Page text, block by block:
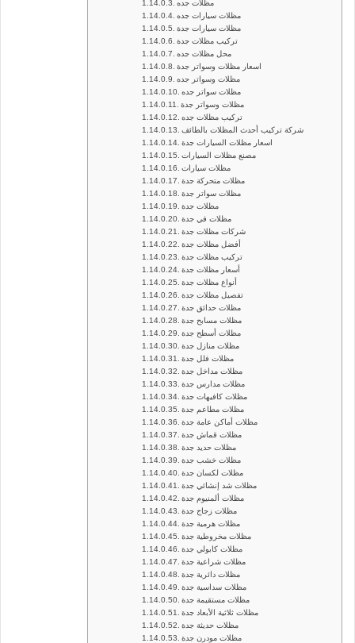
مظلات جده
مظلات سيارات جده
مظلات سيارات جدة
تركيب مظلات جدة
محل مظلات جده
اسعار مظلات وسواتر جدة
مظلات وسواتر جده
مظلات سواتر جده
مظلات وسواتر جدة
تركيب مظلات جده
شركة تركيب أحدث المظلات بالطائف
اسعار مظلات السيارات جدة
مصنع مظلات السيارات
مظلات سيارات
مظلات متحركة جدة
مظلات سواتر جدة
مظلات جدة
مظلات في جدة
شركات مظلات جدة
أفضل مظلات جدة
تركيب مظلات جدة
أسعار مظلات جدة
أنواع مظلات جدة
تفصيل مظلات جدة
مظلات حدائق جدة
مظلات مسابح جدة
مظلات أسطح جدة
مظلات منازل جدة
مظلات فلل جدة
مظلات مداخل جدة
مظلات مدارس جدة
مظلات كافيهات جدة
مظلات مطاعم جدة
مظلات أماكن عامة جدة
مظلات قماش جدة
مظلات حديد جدة
مظلات خشب جدة
مظلات لكسان جدة
مظلات شد إنشائي جدة
مظلات ألمنيوم جدة
مظلات زجاج جدة
مظلات هرمية جدة
مظلات مخروطية جدة
مظلات كابولي جدة
مظلات شراعية جدة
مظلات دائرية جدة
مظلات سداسية جدة
مظلات مستقيمة جدة
مظلات ثلاثية الأبعاد جدة
مظلات حديثة جدة
مظلات مودرن جدة